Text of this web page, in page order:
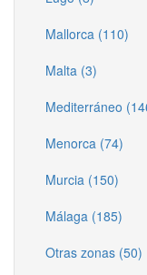
Mallorca (110)
Malta (3)
Mediterráneo
Menorca (74)
Murcia (150)
Málaga (185)
Otras zonas (50)